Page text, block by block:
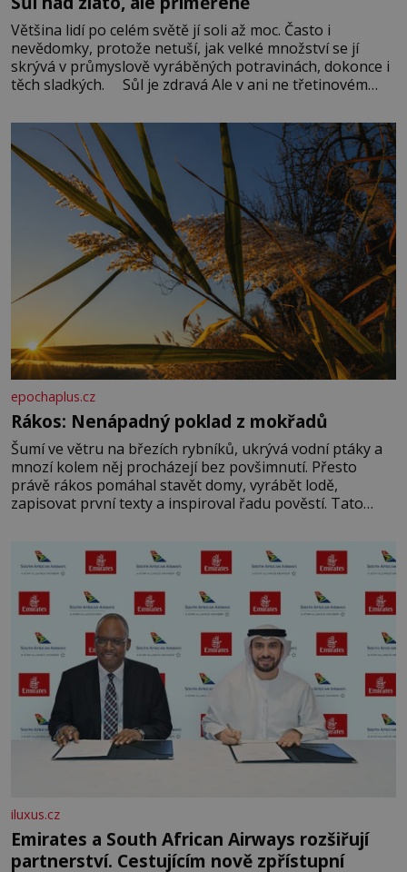
Většina lidí po celém světě jí soli až moc. Často i
nevědomky, protože netuší, jak velké množství se jí
skrývá v průmyslově vyráběných potravinách, dokonce i
těch sladkých. Sůl je zdravá Ale v ani ne třetinovém
základní složky– sodík a chlór – jsou zásadní pro
správné hospodaření
epochaplus.cz
Rákos: Nenápadný poklad z mokřadů
Šumí ve větru na březích rybníků, ukrývá vodní ptáky a
mnozí kolem něj procházejí bez povšimnutí. Přesto
právě rákos pomáhal stavět domy, vyrábět lodě,
zapisovat první texty a inspiroval řadu pověstí. Tato
letního koupání. Stačí se však podívat
iluxus.cz
Emirates a South African Airways rozšiřují
partnerství. Cestujícím nově zpřístupní